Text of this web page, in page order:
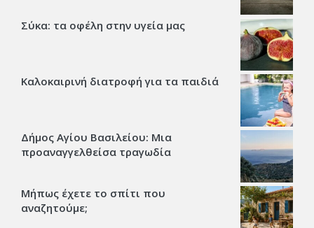
Σύκα: τα οφέλη στην υγεία μας
Καλοκαιρινή διατροφή για τα παιδιά
Δήμος Αγίου Βασιλείου: Μια
προαναγγελθείσα τραγωδία
Μήπως έχετε το σπίτι που
αναζητούμε;